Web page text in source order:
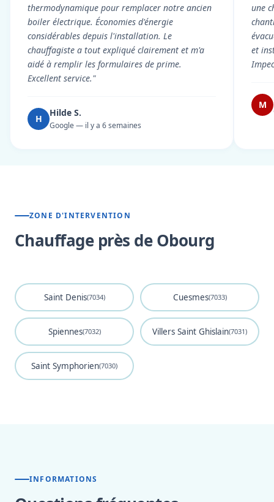
thermodynamique pour remplacer notre ancien
boiler électrique. Économies d'énergie
considérables depuis l'installation. Le
chauffagiste a tout expliqué clairement et m'a
aidé à remplir les formulaires de prime.
Excellent service."
H
Hilde S.
Google — il y a 6 semaines
une
et
M
ZONE D'INTERVENTION
Chauffage près de Obourg
Saint Denis(7034) Cuesmes(7033)
Spiennes(7032) Villers Saint Ghislain(7031)
Saint Symphorien(7030)
INFORMATIONS